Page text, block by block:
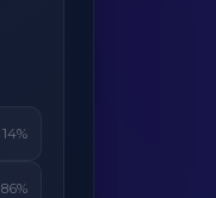
14%
86%